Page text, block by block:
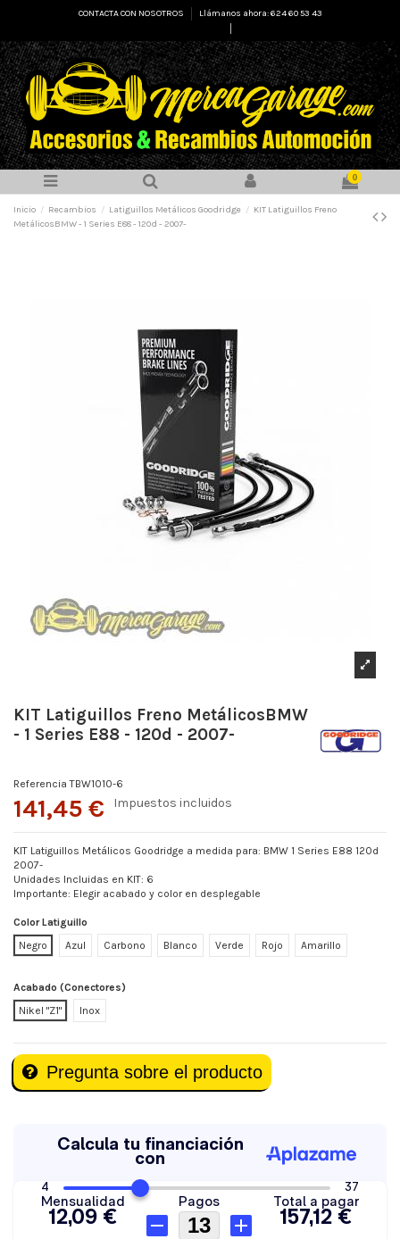
CONTACTA CON NOSOTROS
Llámanos ahora: 624 60 53 43
0
Inicio Recambios Latiguillos Metálicos Goodridge
KIT Latiguillos Freno
MetálicosBMW - 1 Series E88 - 120d - 2007-
KIT Latiguillos Freno MetálicosBMW
- 1 Series E88 - 120d - 2007-
Referencia TBW1010-6
141,45 € Impuestos incluidos
KIT Latiguillos Metálicos Goodridge a medida para: BMW 1 Series E88 120d
2007-
Unidades Incluidas en KIT: 6
Importante: Elegir acabado y color en desplegable
Color Latiguillo
Negro
Azul Carbono Blanco Verde Rojo Amarillo
Acabado (Conectores)
Nikel "Z1"
Inox
Pregunta sobre el producto